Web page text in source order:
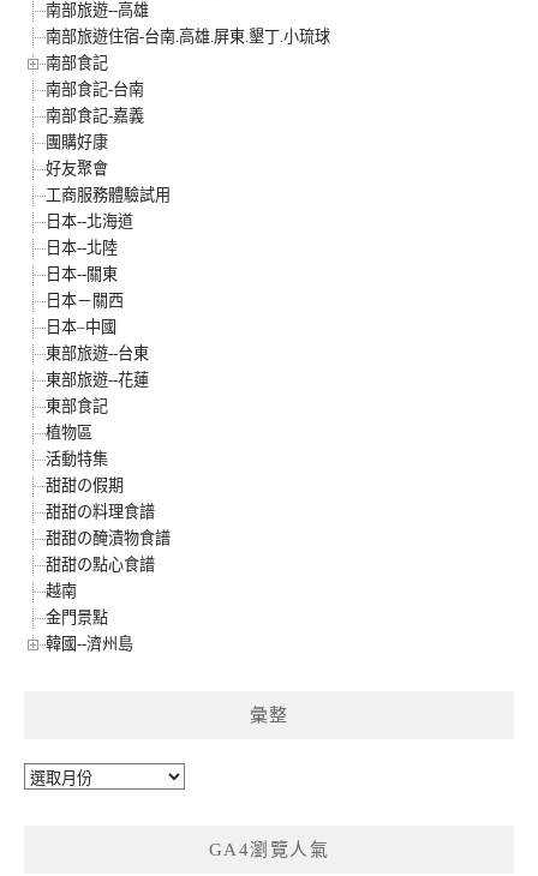
南部旅遊--高雄
南部旅遊住宿-台南.高雄.屏東.墾丁.小琉球
南部食記
南部食記-台南
南部食記-嘉義
團購好康
好友聚會
工商服務體驗試用
日本--北海道
日本--北陸
日本--關東
日本－關西
日本–中國
東部旅遊--台東
東部旅遊--花蓮
東部食記
植物區
活動特集
甜甜の假期
甜甜の料理食譜
甜甜の醃漬物食譜
甜甜の點心食譜
越南
金門景點
韓國--濟州島
彙整
彙
GA4瀏覽人氣